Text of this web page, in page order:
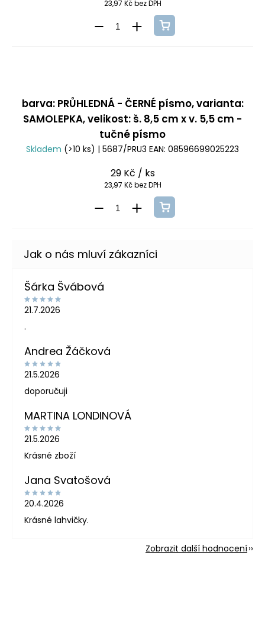
23,97 Kč bez DPH
barva: PRŮHLEDNÁ - ČERNÉ písmo, varianta:
SAMOLEPKA, velikost: š. 8,5 cm x v. 5,5 cm -
tučné písmo
Skladem (>10 ks) | 5687/PRU3 EAN: 08596699025223
29 Kč / ks
23,97 Kč bez DPH
Šárka Švábová
21.7.2026
.
Andrea Žáčková
21.5.2026
doporučuji
MARTINA LONDINOVÁ
21.5.2026
Krásné zboží
Jana Svatošová
20.4.2026
Krásné lahvičky.
Zobrazit další hodnocení